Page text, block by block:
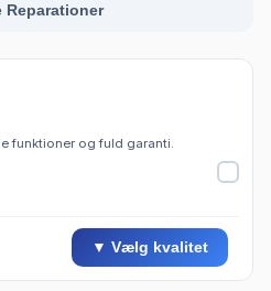
Reparationer
funktioner og fuld garanti.
▼ Vælg kvalitet